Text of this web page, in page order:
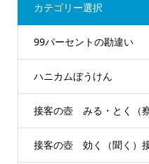
カテゴリー選択
99パーセントの勘違い
ハニカムぼうけん
接客の壺 みる・とく（
接客の壺 効く（聞く）